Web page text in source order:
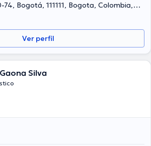
Bogotá, 111111, Bogota, Colombia,
Ver perfil
Silva